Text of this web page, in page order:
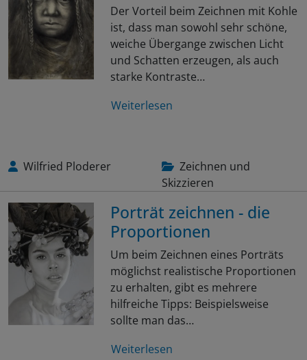
Der Vorteil beim Zeichnen mit Kohle
ist, dass man sowohl sehr schöne,
weiche Übergange zwischen Licht
und Schatten erzeugen, als auch
starke Kontraste…
Weiterlesen
Wilfried Ploderer
Zeichnen und
Skizzieren
Porträt zeichnen - die
Proportionen
Um beim Zeichnen eines Porträts
möglichst realistische Proportionen
zu erhalten, gibt es mehrere
hilfreiche Tipps: Beispielsweise
sollte man das…
Weiterlesen